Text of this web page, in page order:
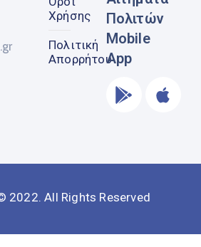
Χρήσης
Πολιτική
Απορρήτου
Πολιτών
Mobile
App
All Rights Reserved